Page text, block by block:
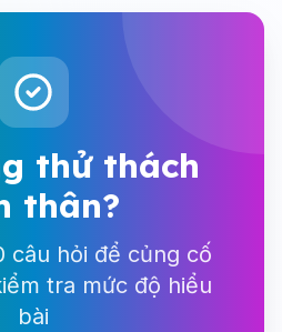
thử thách
thân?
câu hỏi để củng cố
tra mức độ hiểu
bài